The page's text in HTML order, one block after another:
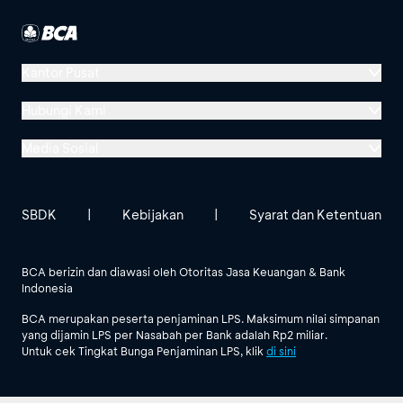
Menara BCA, Grand Indonesia
Jl. MH Thamrin No. 1
Lihat Semua Media Sosial
BCA berizin dan diawasi oleh Otoritas Jasa Keuangan & Bank
Indonesia
BCA merupakan peserta penjaminan LPS. Maksimum nilai simpanan
yang dijamin LPS per Nasabah per Bank adalah Rp2 miliar.
Untuk cek Tingkat Bunga Penjaminan LPS, klik di sini
SBDK | Kebijakan | Syarat dan Ketentuan